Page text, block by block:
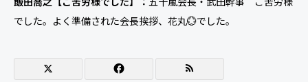
でした。よく準備された会長挨拶、花丸💮でした。